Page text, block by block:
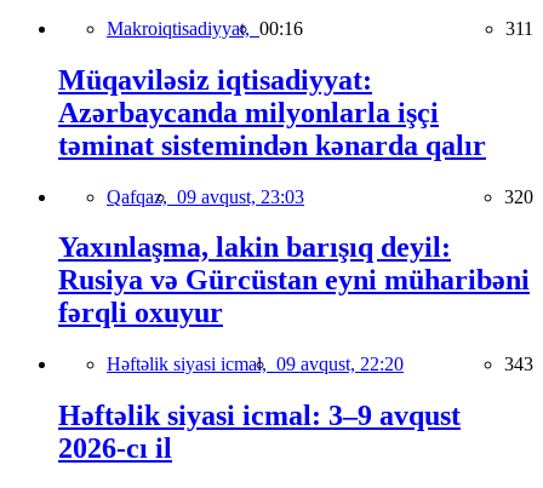
Makroiqtisadiyyat, 00:16 311
Müqaviləsiz iqtisadiyyat:
Azərbaycanda milyonlarla işçi
təminat sistemindən kənarda qalır
Qafqaz, 09 avqust, 23:03 320
Yaxınlaşma, lakin barışıq deyil:
Rusiya və Gürcüstan eyni müharibəni
fərqli oxuyur
Həftəlik siyasi icmal, 09 avqust, 22:20 343
Həftəlik siyasi icmal: 3–9 avqust
2026-cı il